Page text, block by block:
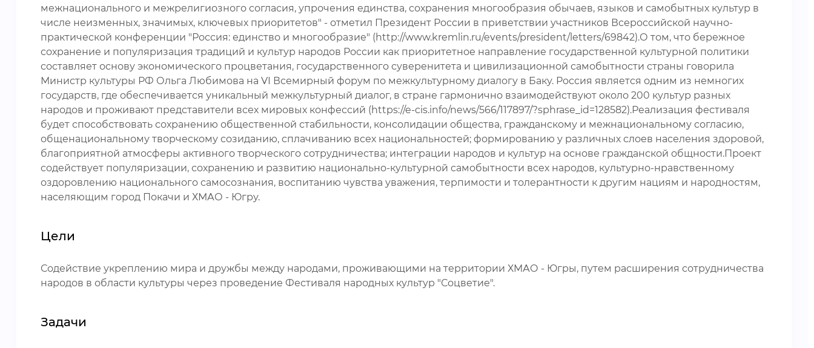
межнационального и межрелигиозного согласия, упрочения единства, сохранения многообразия обычаев, языков и самобытных культур в
числе неизменных, значимых, ключевых приоритетов" - отметил Президент России в приветствии участников Всероссийской научно-
практической конференции "Россия: единство и многообразие" (http://www.kremlin.ru/events/president/letters/69842).О том, что бережное
сохранение и популяризация традиций и культур народов России как приоритетное направление государственной культурной политики
составляет основу экономического процветания, государственного суверенитета и цивилизационной самобытности страны говорила
Министр культуры РФ Ольга Любимова на VI Всемирный форум по межкультурному диалогу в Баку. Россия является одним из немногих
государств, где обеспечивается уникальный межкультурный диалог, в стране гармонично взаимодействуют около 200 культур разных
народов и проживают представители всех мировых конфессий (https://e-cis.info/news/566/117897/?sphrase_id=128582).Реализация фестиваля
будет способствовать сохранению общественной стабильности, консолидации общества, гражданскому и межнациональному согласию,
общенациональному творческому созиданию, сплачиванию всех национальностей; формированию у различных слоев населения здоровой,
благоприятной атмосферы активного творческого сотрудничества; интеграции народов и культур на основе гражданской общности.Проект
содействует популяризации, сохранению и развитию национально-культурной самобытности всех народов, культурно-нравственному
оздоровлению национального самосознания, воспитанию чувства уважения, терпимости и толерантности к другим нациям и народностям,
населяющим город Покачи и ХМАО - Югру.
Цели
Содействие укреплению мира и дружбы между народами, проживающими на территории ХМАО - Югры, путем расширения сотрудничества
народов в области культуры через проведение Фестиваля народных культур "Соцветие".
Задачи